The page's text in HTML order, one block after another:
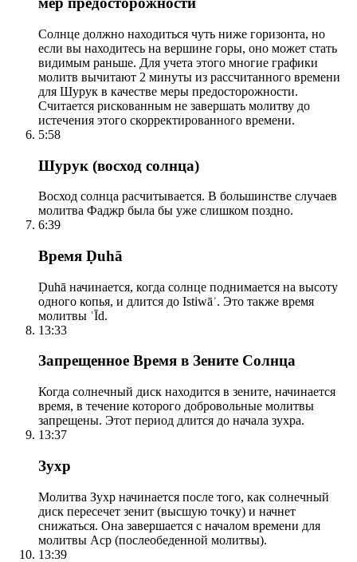
Солнце должно находиться чуть ниже горизонта, но
если вы находитесь на вершине горы, оно может стать
видимым раньше. Для учета этого многие графики
молитв вычитают 2 минуты из рассчитанного времени
для Шурук в качестве меры предосторожности.
Считается рискованным не завершать молитву до
истечения этого скорректированного времени.
5:58
Шурук (восход солнца)
Восход солнца расчитывается. В большинстве случаев
молитва Фаджр была бы уже слишком поздно.
6:39
Время Ḍuhā
Ḍuhā начинается, когда солнце поднимается на высоту
одного копья, и длится до Istiwāʾ. Это также время
молитвы ʿĪd.
13:33
Запрещенное Время в Зените Солнца
Когда солнечный диск находится в зените, начинается
время, в течение которого добровольные молитвы
запрещены. Этот период длится до начала зухра.
13:37
Зухр
Молитва Зухр начинается после того, как солнечный
диск пересечет зенит (высшую точку) и начнет
снижаться. Она завершается с началом времени для
молитвы Аср (послеобеденной молитвы).
13:39